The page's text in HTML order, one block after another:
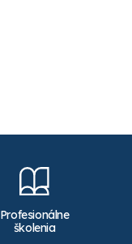
Profesionálne
školenia